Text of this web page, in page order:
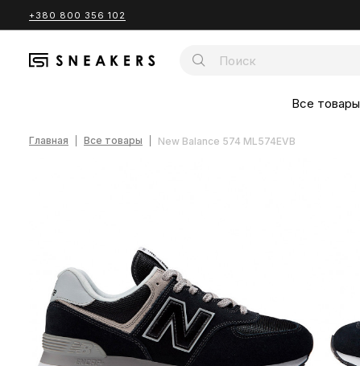
+380 800 356 102
Все товары
Главная Все товары New Balance 574 ML574EVB